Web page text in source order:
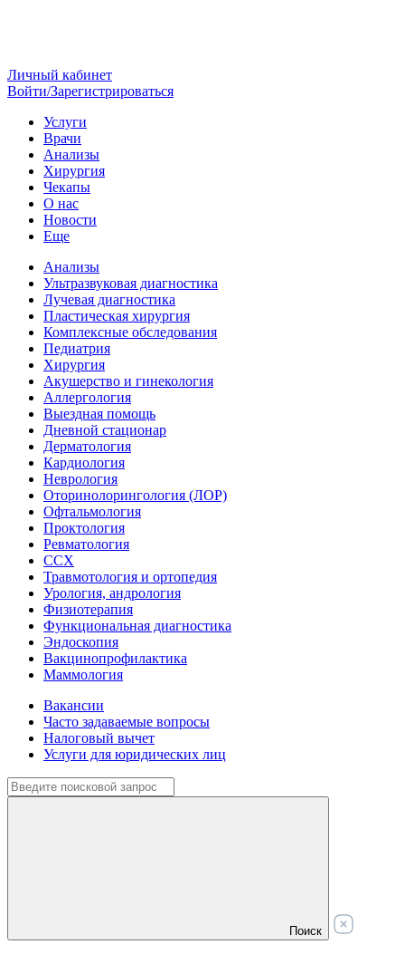
Личный кабинет
Войти/Зарегистрироваться
Услуги
Врачи
Анализы
Хирургия
Чекапы
О нас
Новости
Еще
Анализы
Ультразвуковая диагностика
Лучевая диагностика
Пластическая хирургия
Комплексные обследования
Педиатрия
Хирургия
Акушерство и гинекология
Аллергология
Выездная помощь
Дневной стационар
Дерматология
Кардиология
Неврология
Оторинолорингология (ЛОР)
Офтальмология
Проктология
Ревматология
ССХ
Травмотология и ортопедия
Урология, андрология
Физиотерапия
Функциональная диагностика
Эндоскопия
Вакцинопрофилактика
Маммология
Вакансии
Часто задаваемые вопросы
Налоговый вычет
Услуги для юридических лиц
Поиск